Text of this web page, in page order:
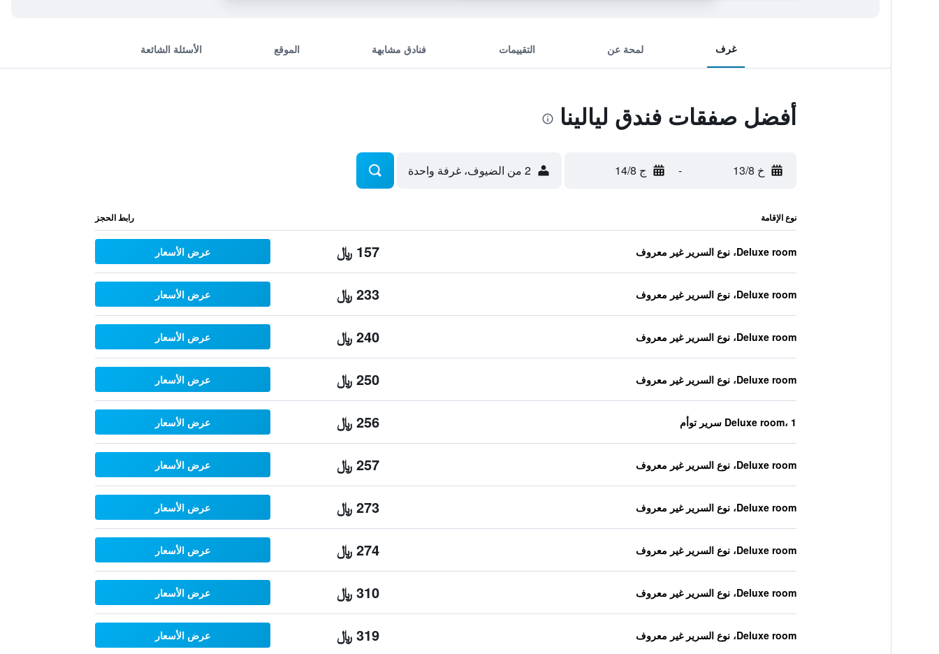
غرف لمحة عن التقييمات فنادق مشابهة الموقع الأسئلة الشائعة
أفضل صفقات فندق ليالينا
خ 13/8 - ج 14/8 2 من الضيوف، غرفة واحدة
نوع الإقامة رابط الحجز
Deluxe room، نوع السرير غير معروف 157 ﷼ عرض الأسعار
Deluxe room، نوع السرير غير معروف 233 ﷼ عرض الأسعار
Deluxe room، نوع السرير غير معروف 240 ﷼ عرض الأسعار
Deluxe room، نوع السرير غير معروف 250 ﷼ عرض الأسعار
Deluxe room، 1 سرير توأم 256 ﷼ عرض الأسعار
Deluxe room، نوع السرير غير معروف 257 ﷼ عرض الأسعار
Deluxe room، نوع السرير غير معروف 273 ﷼ عرض الأسعار
Deluxe room، نوع السرير غير معروف 274 ﷼ عرض الأسعار
Deluxe room، نوع السرير غير معروف 310 ﷼ عرض الأسعار
Deluxe room، نوع السرير غير معروف 319 ﷼ عرض الأسعار